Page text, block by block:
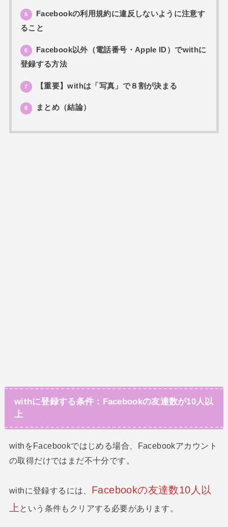
5
Facebookの利用規約に違反しないように注意す
ること
6
Facebook以外（電話番号・Apple ID）でwithに
登録する方法
7 【重要】withは「写真」で８割が決まる
8 まとめ（結論）
withに登録する条件：Facebookの友達数が10人以
上
withをFacebookではじめる場合、Facebookアカウント
の取得だけではまだ不十分です。
withに登録するには、 Facebookの友達数10人以
上 という条件もクリアする必要があります。